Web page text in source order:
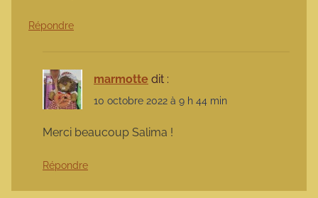
Répondre
marmotte dit :
10 octobre 2022 à 9 h 44 min
Merci beaucoup Salima !
Répondre